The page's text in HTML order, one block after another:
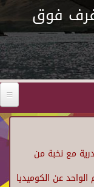
فوق
مع نخبة من
عن الكوميديا